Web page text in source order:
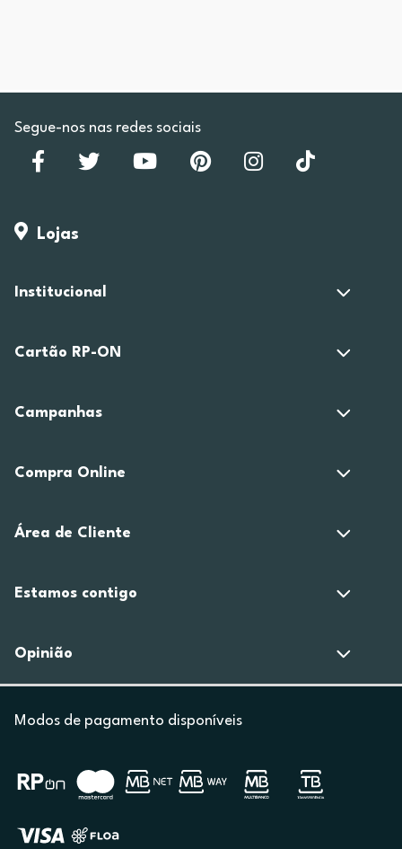
Segue-nos nas redes sociais
Lojas
Institucional
Cartão RP-ON
Campanhas
Compra Online
Área de Cliente
Estamos contigo
Opinião
Modos de pagamento disponíveis